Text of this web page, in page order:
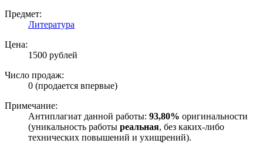
Предмет:
Литература
Цена:
1500 рублей
Число продаж:
0 (продается впервые)
Примечание:
Антиплагиат данной работы: 93,80% оригинальности
(уникальность работы реальная, без каких-либо
технических повышений и ухищрений).